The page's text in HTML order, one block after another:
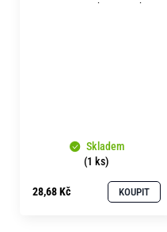
pevnost 5.8 bez povrchu
Skladem
(1 ks)
28,68 Kč KOUPIT